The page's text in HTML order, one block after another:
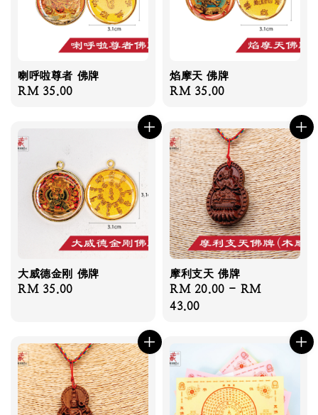
喇呼啦尊者 佛牌
Regular
RM 35.00
焰摩天 佛牌
Regular
RM 35.00
大威德金刚 佛牌
Regular
RM 35.00
摩利支天 佛牌
Regular
price
RM 20.00 - RM
43.00